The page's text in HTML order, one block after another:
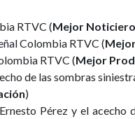
RTVC (Mejor
Colombia RTVC (
RTVC (Mejor
de las sombras
)
Pérez y el acecho